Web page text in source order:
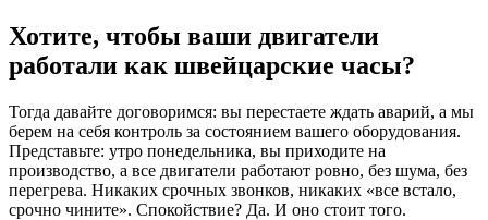
Хотите, чтобы ваши двигатели
работали как швейцарские часы?
Тогда давайте договоримся: вы перестаете ждать аварий, а мы
берем на себя контроль за состоянием вашего оборудования.
Представьте: утро понедельника, вы приходите на
производство, а все двигатели работают ровно, без шума, без
перегрева. Никаких срочных звонков, никаких «все встало,
срочно чините». Спокойствие? Да. И оно стоит того.